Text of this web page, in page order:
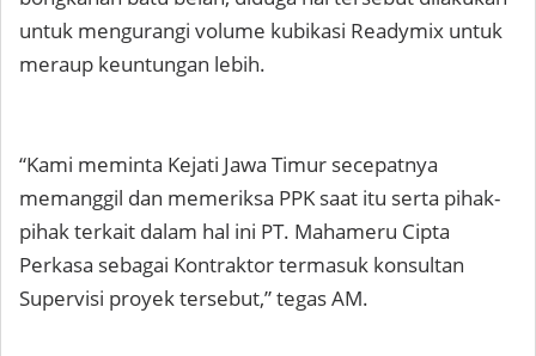
untuk mengurangi volume kubikasi Readymix untuk
meraup keuntungan lebih.
“Kami meminta Kejati Jawa Timur secepatnya
memanggil dan memeriksa PPK saat itu serta pihak-
pihak terkait dalam hal ini PT. Mahameru Cipta
Perkasa sebagai Kontraktor termasuk konsultan
Supervisi proyek tersebut,” tegas AM.